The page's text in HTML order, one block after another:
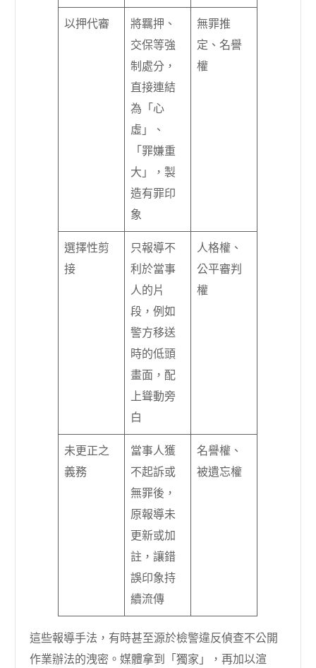
以押代審
將羈押、
交保等強
制處分，
直接連結
為「心
虛」、
「罪嫌重
大」，製
造有罪印
象
無罪推
定、名譽
權
選擇性剪
接
只報導不
利於當事
人的片
段，例如
警方移送
時的低頭
畫面，配
上聳動旁
白
人格權、
公平審判
權
未更正之
義務
當事人獲
不起訴或
無罪後，
原報導未
更新或加
註，讓錯
誤印象持
續流傳
名譽權、
被遺忘權
這些報導手法，有時甚至源於檢警違反偵查不公開
作業辦法的洩密。媒體拿到「獨家」，再加以渲